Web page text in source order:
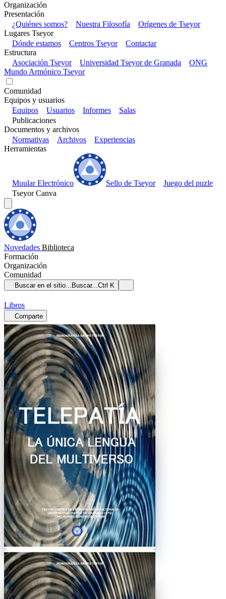
Organización
Presentación
¿Quiénes somos?
Nuestra Filosofía
Orígenes de Tseyor
Lugares Tseyor
Dónde estamos
Centros Tseyor
Contactar
Estructura
Asociación Tseyor
Universidad Tseyor de Granada
ONG
Mundo Armónico Tseyor
Comunidad
Equipos y usuarios
Equipos
Usuarios Informes
Salas
Publicaciones
Documentos y archivos
Normativas
Archivos
Experiencias
Herramientas
Muular Electrónico Sello de Tseyor
Juego del puzle
Tseyor Canva
Novedades Biblioteca
Formación
Organización
Comunidad
Buscar en el sitio... Buscar...Ctrl K
Libros
Comparte